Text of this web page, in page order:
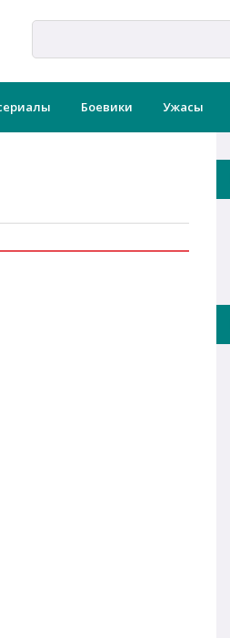
Боевики Ужасы